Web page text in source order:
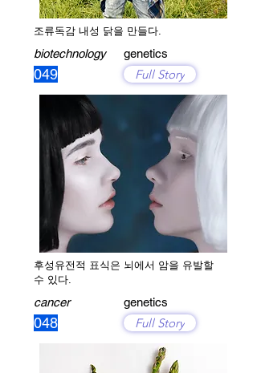
조류독감 내성 닭을 만들다.
biotechnology
049
genetics
Full Story
후성유전적 표식은 뇌에서 암을 유발할
수 있다.
cancer
048
genetics
Full Story